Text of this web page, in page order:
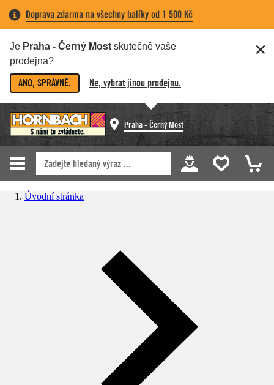
Doprava zdarma na všechny balíky od 1 500 Kč
Je Praha - Černý Most skutečně vaše
prodejna?
ANO, SPRÁVNĚ. Ne, vybrat jinou prodejnu.
Praha - Černý Most
Úvodní stránka